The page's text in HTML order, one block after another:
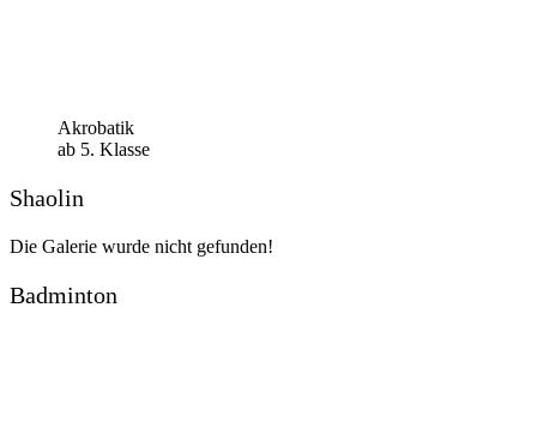
Akrobatik
ab 5. Klasse
Shaolin
Die Galerie wurde nicht gefunden!
Badminton